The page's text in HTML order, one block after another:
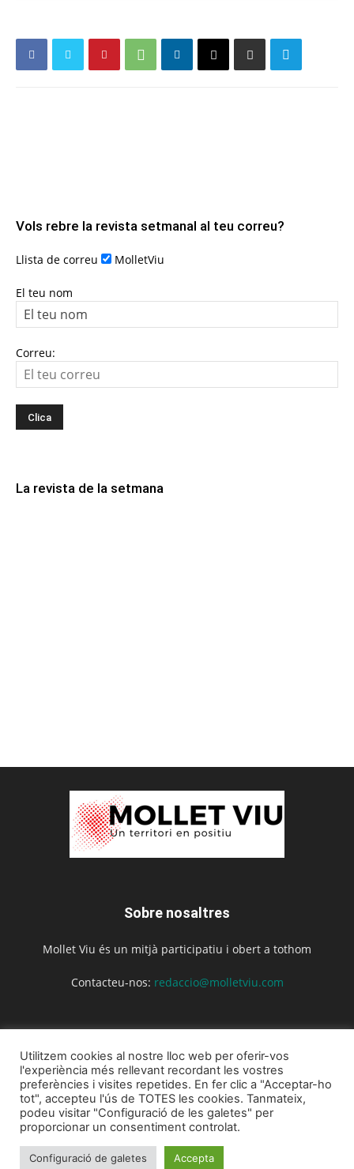
Vols rebre la revista setmanal al teu correu?
Llista de correu MolletViu
El teu nom
Correu:
La revista de la setmana
Sobre nosaltres
Mollet Viu és un mitjà participatiu i obert a tothom
Contacteu-nos: redaccio@molletviu.com
Inici Actualitat Agenda Opinió
Utilitzem cookies al nostre lloc web per oferir-vos
l'experiència més rellevant recordant les vostres
preferències i visites repetides. En fer clic a "Acceptar-ho
tot", accepteu l'ús de TOTES les cookies. Tanmateix,
podeu visitar "Configuració de les galetes" per
proporcionar un consentiment controlat.
Configuració de galetes Accepta